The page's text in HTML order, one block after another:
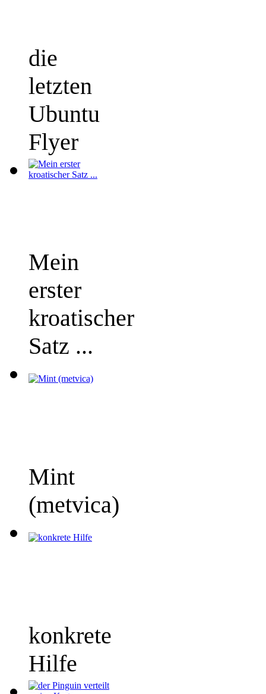
die
letzten
Ubuntu
Flyer
Mein
erster
kroatischer
Satz ...
Mint
(metvica)
konkrete
Hilfe